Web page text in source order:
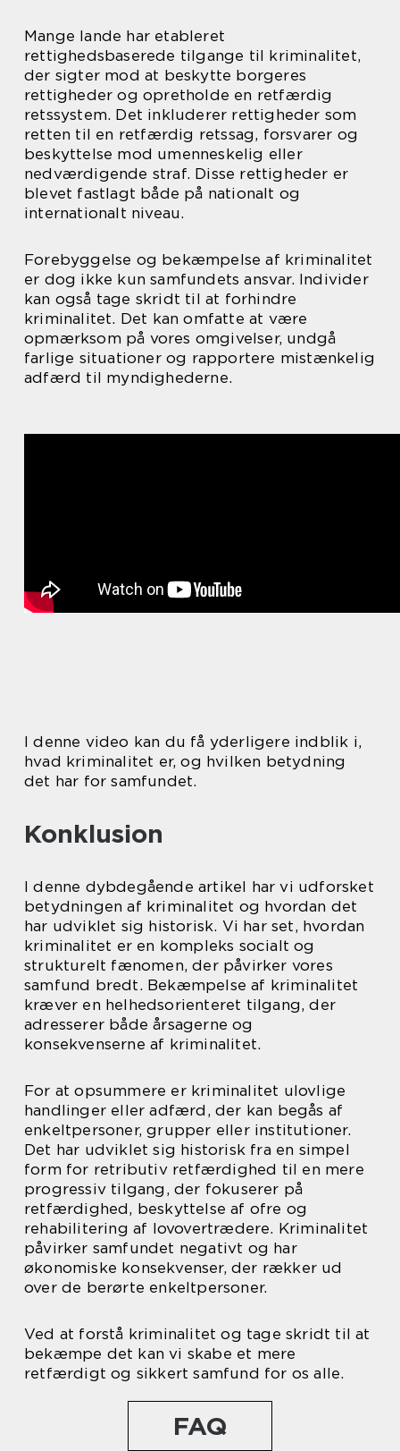
Mange lande har etableret
rettighedsbaserede tilgange til kriminalitet,
der sigter mod at beskytte borgeres
rettigheder og opretholde en retfærdig
retssystem. Det inkluderer rettigheder som
retten til en retfærdig retssag, forsvarer og
beskyttelse mod umenneskelig eller
nedværdigende straf. Disse rettigheder er
blevet fastlagt både på nationalt og
internationalt niveau.
Forebyggelse og bekæmpelse af kriminalitet
er dog ikke kun samfundets ansvar. Individer
kan også tage skridt til at forhindre
kriminalitet. Det kan omfatte at være
opmærksom på vores omgivelser, undgå
farlige situationer og rapportere mistænkelig
adfærd til myndighederne.
I denne video kan du få yderligere indblik i,
hvad kriminalitet er, og hvilken betydning
det har for samfundet.
Konklusion
I denne dybdegående artikel har vi udforsket
betydningen af kriminalitet og hvordan det
har udviklet sig historisk. Vi har set, hvordan
kriminalitet er en kompleks socialt og
strukturelt fænomen, der påvirker vores
samfund bredt. Bekæmpelse af kriminalitet
kræver en helhedsorienteret tilgang, der
adresserer både årsagerne og
konsekvenserne af kriminalitet.
For at opsummere er kriminalitet ulovlige
handlinger eller adfærd, der kan begås af
enkeltpersoner, grupper eller institutioner.
Det har udviklet sig historisk fra en simpel
form for retributiv retfærdighed til en mere
progressiv tilgang, der fokuserer på
retfærdighed, beskyttelse af ofre og
rehabilitering af lovovertrædere. Kriminalitet
påvirker samfundet negativt og har
økonomiske konsekvenser, der rækker ud
over de berørte enkeltpersoner.
Ved at forstå kriminalitet og tage skridt til at
bekæmpe det kan vi skabe et mere
retfærdigt og sikkert samfund for os alle.
FAQ